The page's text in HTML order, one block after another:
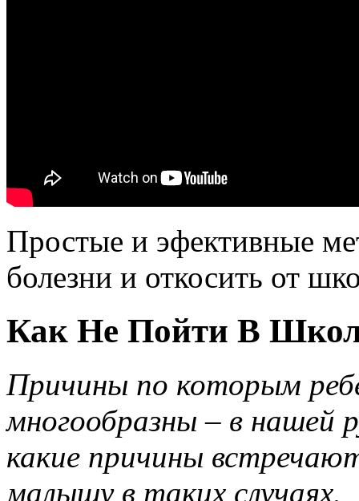
Простые и эфективные
болезни и откосить от
Как Не Пойти В
Причины по которым
многообразны – в нашей
какие причины
малышу в таких случаях.